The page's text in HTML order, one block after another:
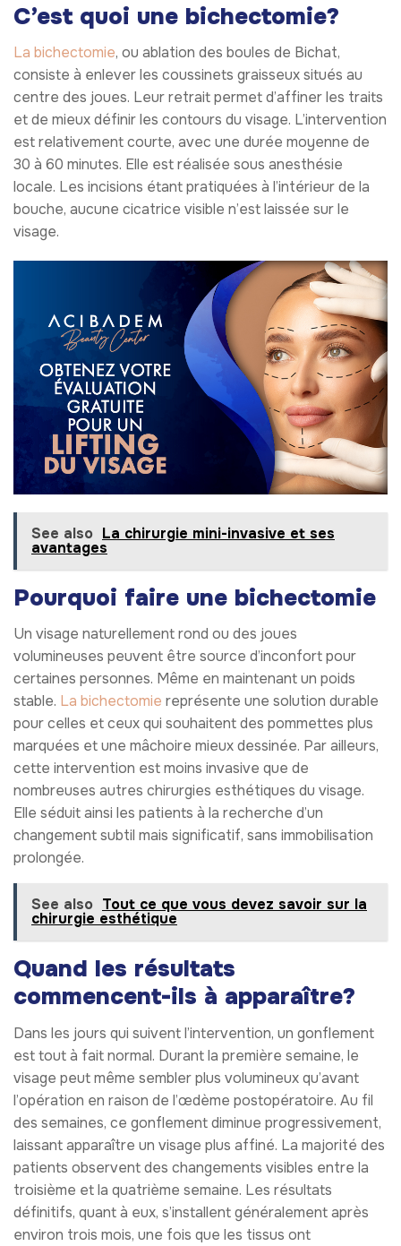
C’est quoi une bichectomie?
La bichectomie, ou ablation des boules de Bichat,
consiste à enlever les coussinets graisseux situés au
centre des joues. Leur retrait permet d’affiner les traits
et de mieux définir les contours du visage. L’intervention
est relativement courte, avec une durée moyenne de
30 à 60 minutes. Elle est réalisée sous anesthésie
locale. Les incisions étant pratiquées à l’intérieur de la
bouche, aucune cicatrice visible n’est laissée sur le
visage.
See also La chirurgie mini-invasive et ses
avantages
Pourquoi faire une bichectomie
Un visage naturellement rond ou des joues
volumineuses peuvent être source d’inconfort pour
certaines personnes. Même en maintenant un poids
stable. La bichectomie représente une solution durable
pour celles et ceux qui souhaitent des pommettes plus
marquées et une mâchoire mieux dessinée. Par ailleurs,
cette intervention est moins invasive que de
nombreuses autres chirurgies esthétiques du visage.
Elle séduit ainsi les patients à la recherche d’un
changement subtil mais significatif, sans immobilisation
prolongée.
See also Tout ce que vous devez savoir sur la
chirurgie esthétique
Quand les résultats
commencent-ils à apparaître?
Dans les jours qui suivent l’intervention, un gonflement
est tout à fait normal. Durant la première semaine, le
visage peut même sembler plus volumineux qu’avant
l’opération en raison de l’œdème postopératoire. Au fil
des semaines, ce gonflement diminue progressivement,
laissant apparaître un visage plus affiné. La majorité des
patients observent des changements visibles entre la
troisième et la quatrième semaine. Les résultats
définitifs, quant à eux, s’installent généralement après
environ trois mois, une fois que les tissus ont